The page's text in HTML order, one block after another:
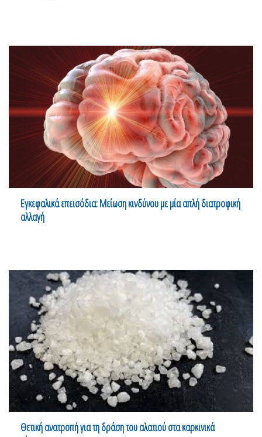
Εγκεφαλικά επεισόδια: Μείωση κινδύνου με μία απλή διατροφική
αλλαγή
Θετική ανατροπή για τη δράση του αλατιού στα καρκινικά